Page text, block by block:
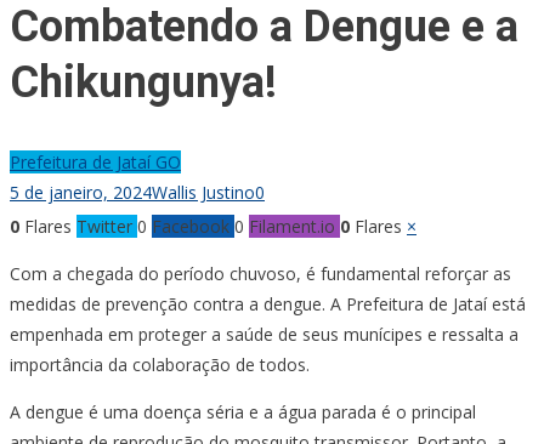
Combatendo a Dengue e a
Chikungunya!
Prefeitura de Jataí GO
5 de janeiro, 2024Wallis Justino0
0 Flares Twitter 0 Facebook 0 Filament.io 0 Flares ×
Com a chegada do período chuvoso, é fundamental reforçar as
medidas de prevenção contra a dengue. A Prefeitura de Jataí está
empenhada em proteger a saúde de seus munícipes e ressalta a
importância da colaboração de todos.
A dengue é uma doença séria e a água parada é o principal